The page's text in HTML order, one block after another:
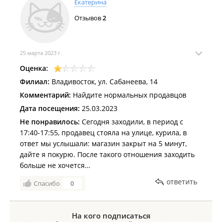
Екатерина
Отзывов2
25 марта 2023 г.
Оценка:
Филиал: Владивосток, ул. Сабанеева, 14
Комментарий: Найдите нормальных продавцов
Дата посещения: 25.03.2023
Не понравилось: Сегодня заходили, в период с
17:40-17:55, продавец стояла на улице, курила, в
ответ мы услышали: магазин закрыт на 5 минут,
дайте я покурю. После такого отношения заходить
больше не хочется…
Спасибо 0 ответить
На кого подписаться